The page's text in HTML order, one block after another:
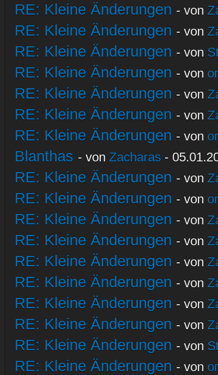
RE: Kleine Änderungen - von
RE: Kleine Änderungen - von
RE: Kleine Änderungen - von
RE: Kleine Änderungen - von
RE: Kleine Änderungen - von
RE: Kleine Änderungen - von
RE: Kleine Änderungen - von
Blanthas - von Zacharas -
RE: Kleine Änderungen - von
RE: Kleine Änderungen - von
RE: Kleine Änderungen - von
RE: Kleine Änderungen - von
RE: Kleine Änderungen - von
RE: Kleine Änderungen - von
RE: Kleine Änderungen - von
RE: Kleine Änderungen - von
RE: Kleine Änderungen - von
RE: Kleine Änderungen - von